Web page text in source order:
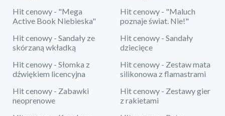
Hit cenowy - "Mega
Active Book Niebieska"
Hit cenowy - "Maluch
poznaje świat. Nie!"
Hit cenowy - Sandały ze
skórzaną wkładką
Hit cenowy - Sandały
dziecięce
Hit cenowy - Słomka z
dźwiękiem licencyjna
Hit cenowy - Zestaw mata
silikonowa z flamastrami
Hit cenowy - Zabawki
neoprenowe
Hit cenowy - Zestawy gier
z rakietami